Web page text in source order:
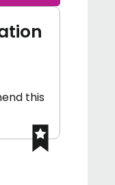
this